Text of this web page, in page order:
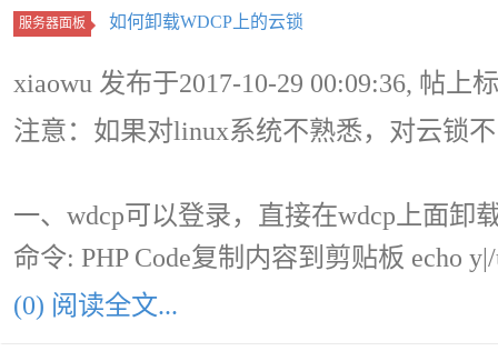
服务器面板 如何卸载WDCP上的云锁
xiaowu 发布于2017-10-29 00:09:36, 帖上
注意：如果对linux系统不熟悉，对云锁
一、wdcp可以登录，直接在wdcp上面卸
命令: PHP Code复制内容到剪贴板 echo
(0) 阅读全文...